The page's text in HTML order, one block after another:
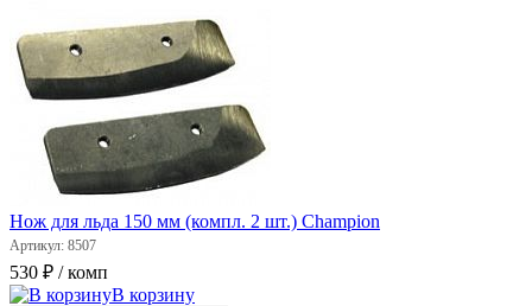
Нож для льда 150 мм (компл. 2 шт.) Champion
Артикул: 8507
530 ₽ / комп
В корзину